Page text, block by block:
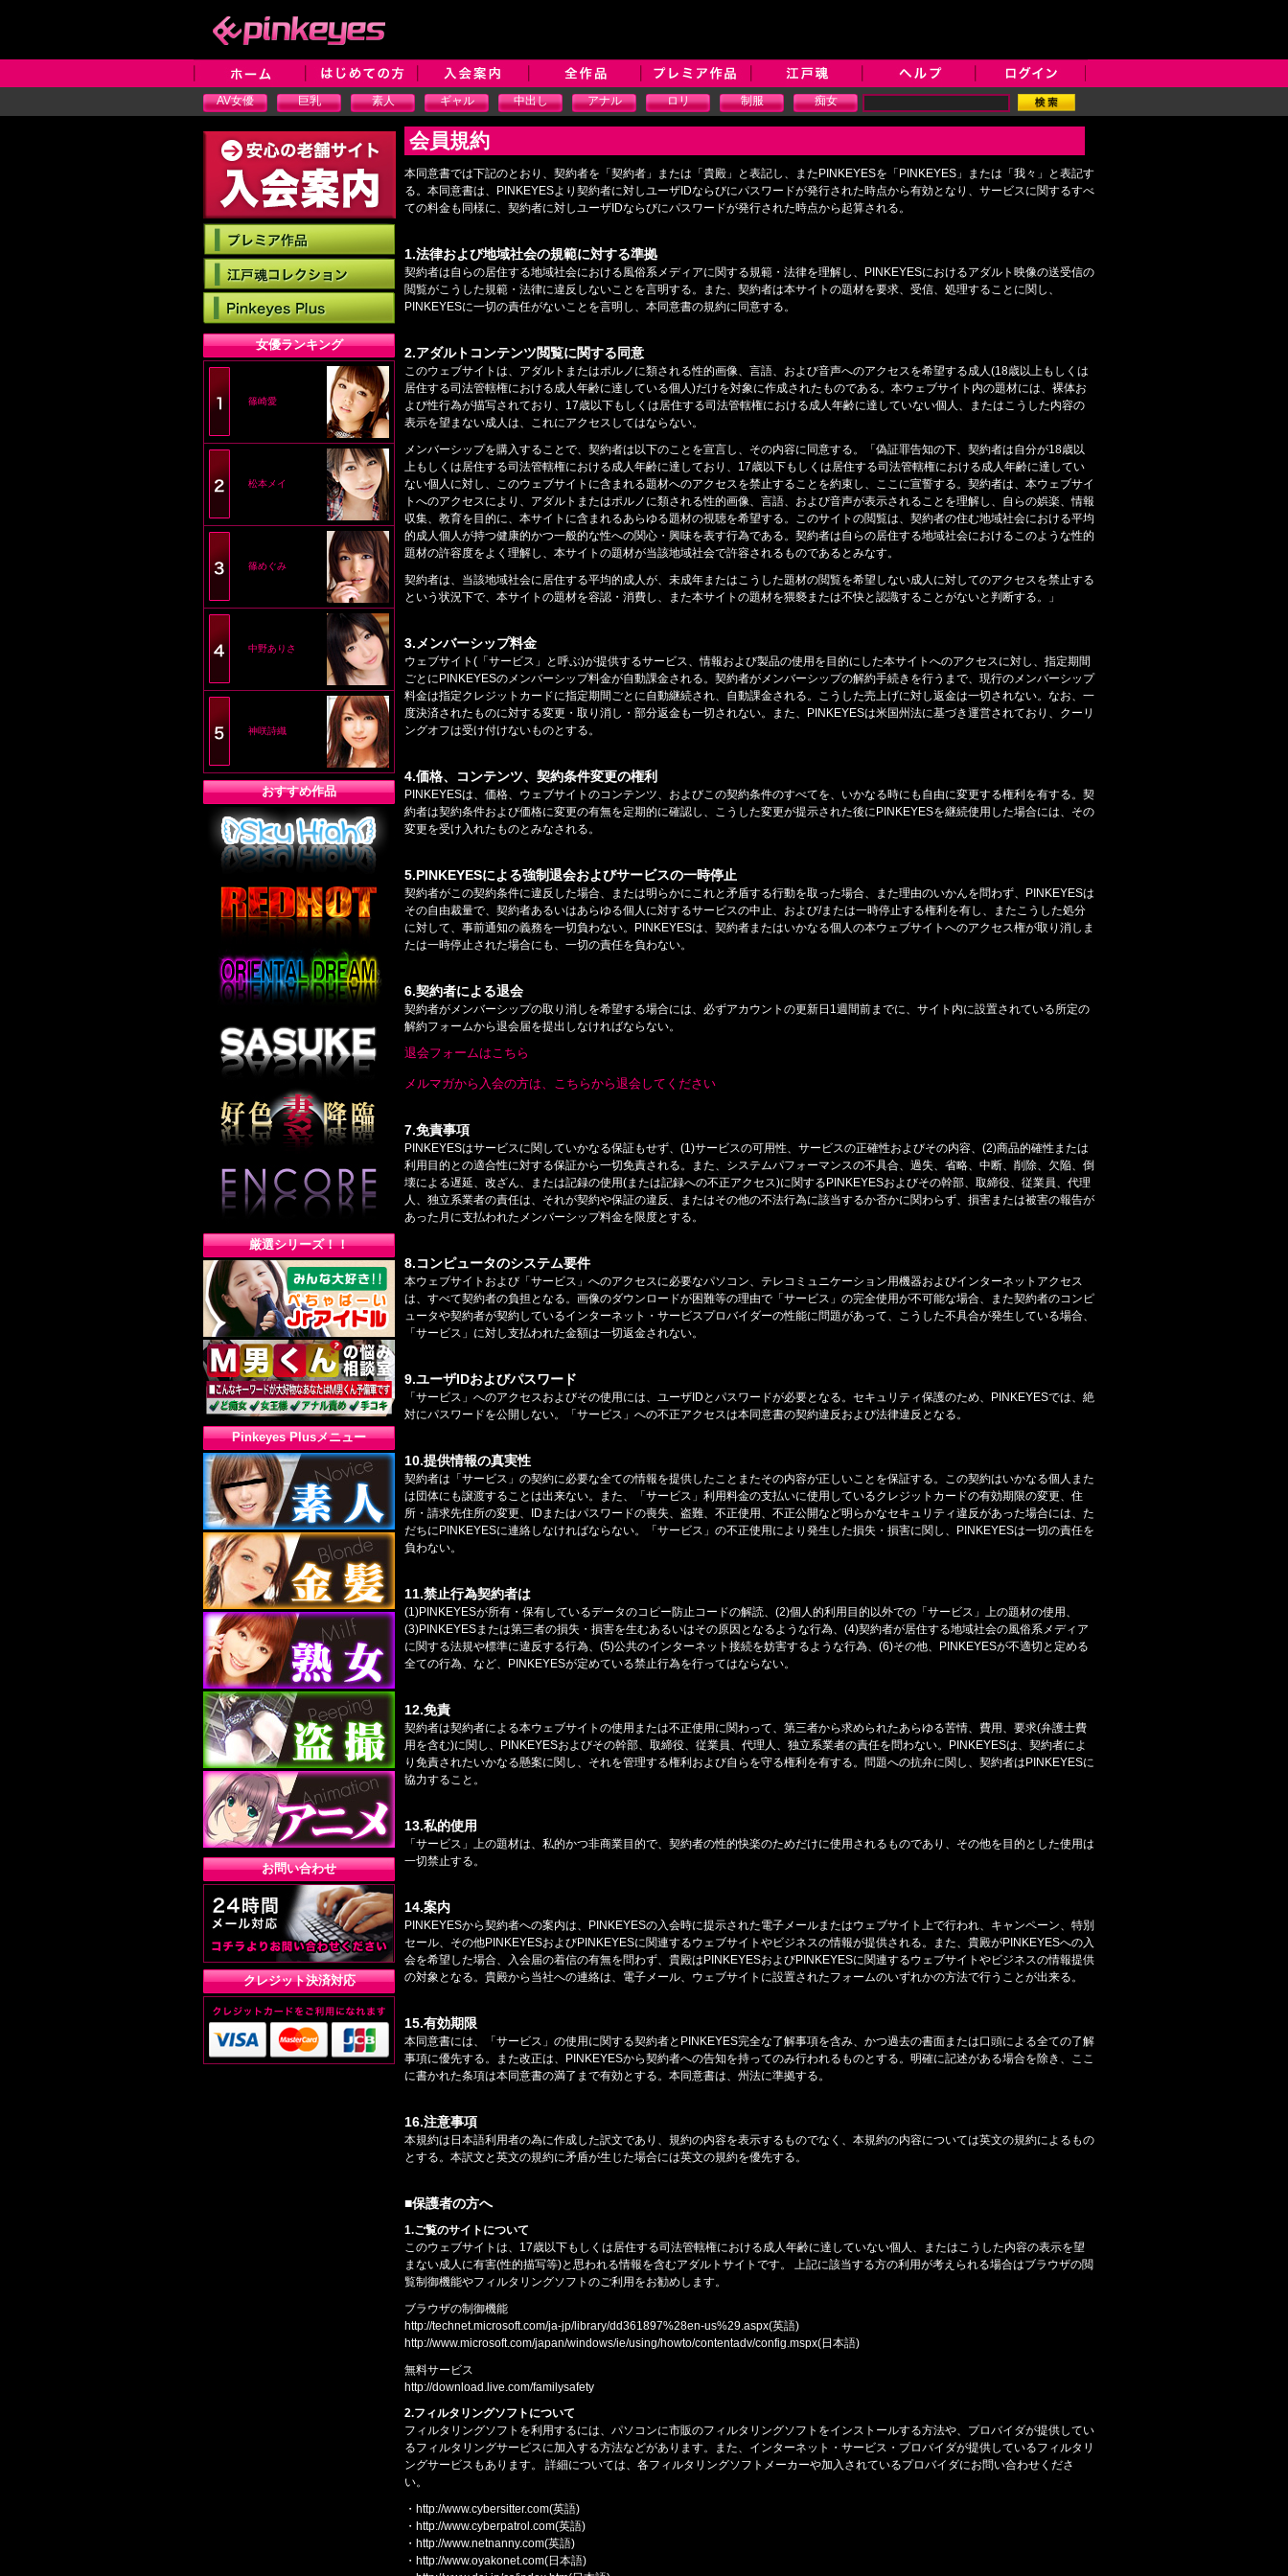
AV女優 巨乳 素人 ギャル 中出し アナル ロリ 制服 痴女
女優ランキング
篠崎愛
松本メイ
篠めぐみ
中野ありさ
神咲詩織
おすすめ作品
厳選シリーズ！！
Pinkeyes Plusメニュー
お問い合わせ
クレジット決済対応
会員規約
本同意書では下記のとおり、契約者を「契約者」または「貴殿」と表記し、またPINKEYESを「PINKEYES」または「我々」と表記す
る。本同意書は、PINKEYESより契約者に対しユーザIDならびにパスワードが発行された時点から有効となり、サービスに関するすべ
ての料金も同様に、契約者に対しユーザIDならびにパスワードが発行された時点から起算される。
1.法律および地域社会の規範に対する準拠
契約者は自らの居住する地域社会における風俗系メディアに関する規範・法律を理解し、PINKEYESにおけるアダルト映像の送受信の
閲覧がこうした規範・法律に違反しないことを言明する。また、契約者は本サイトの題材を要求、受信、処理することに関し、
PINKEYESに一切の責任がないことを言明し、本同意書の規約に同意する。
2.アダルトコンテンツ閲覧に関する同意
このウェブサイトは、アダルトまたはポルノに類される性的画像、言語、および音声へのアクセスを希望する成人(18歳以上もしくは
居住する司法管轄権における成人年齢に達している個人)だけを対象に作成されたものである。本ウェブサイト内の題材には、裸体お
よび性行為が描写されており、17歳以下もしくは居住する司法管轄権における成人年齢に達していない個人、またはこうした内容の
表示を望まない成人は、これにアクセスしてはならない。
メンバーシップを購入することで、契約者は以下のことを宣言し、その内容に同意する。「偽証罪告知の下、契約者は自分が18歳以
上もしくは居住する司法管轄権における成人年齢に達しており、17歳以下もしくは居住する司法管轄権における成人年齢に達してい
ない個人に対し、このウェブサイトに含まれる題材へのアクセスを禁止することを約束し、ここに宣誓する。契約者は、本ウェブサイ
トへのアクセスにより、アダルトまたはポルノに類される性的画像、言語、および音声が表示されることを理解し、自らの娯楽、情報
収集、教育を目的に、本サイトに含まれるあらゆる題材の視聴を希望する。このサイトの閲覧は、契約者の住む地域社会における平均
的成人個人が持つ健康的かつ一般的な性への関心・興味を表す行為である。契約者は自らの居住する地域社会におけるこのような性的
題材の許容度をよく理解し、本サイトの題材が当該地域社会で許容されるものであるとみなす。
契約者は、当該地域社会に居住する平均的成人が、未成年またはこうした題材の閲覧を希望しない成人に対してのアクセスを禁止する
という状況下で、本サイトの題材を容認・消費し、また本サイトの題材を猥褻または不快と認識することがないと判断する。」
3.メンバーシップ料金
ウェブサイト(「サービス」と呼ぶ)が提供するサービス、情報および製品の使用を目的にした本サイトへのアクセスに対し、指定期間
ごとにPINKEYESのメンバーシップ料金が自動課金される。契約者がメンバーシップの解約手続きを行うまで、現行のメンバーシップ
料金は指定クレジットカードに指定期間ごとに自動継続され、自動課金される。こうした売上げに対し返金は一切されない。なお、一
度決済されたものに対する変更・取り消し・部分返金も一切されない。また、PINKEYESは米国州法に基づき運営されており、クーリ
ングオフは受け付けないものとする。
4.価格、コンテンツ、契約条件変更の権利
PINKEYESは、価格、ウェブサイトのコンテンツ、およびこの契約条件のすべてを、いかなる時にも自由に変更する権利を有する。契
約者は契約条件および価格に変更の有無を定期的に確認し、こうした変更が提示された後にPINKEYESを継続使用した場合には、その
変更を受け入れたものとみなされる。
5.PINKEYESによる強制退会およびサービスの一時停止
契約者がこの契約条件に違反した場合、または明らかにこれと矛盾する行動を取った場合、また理由のいかんを問わず、PINKEYESは
その自由裁量で、契約者あるいはあらゆる個人に対するサービスの中止、および/または一時停止する権利を有し、またこうした処分
に対して、事前通知の義務を一切負わない。PINKEYESは、契約者またはいかなる個人の本ウェブサイトへのアクセス権が取り消しま
たは一時停止された場合にも、一切の責任を負わない。
6.契約者による退会
契約者がメンバーシップの取り消しを希望する場合には、必ずアカウントの更新日1週間前までに、サイト内に設置されている所定の
解約フォームから退会届を提出しなければならない。
7.免責事項
PINKEYESはサービスに関していかなる保証もせず、(1)サービスの可用性、サービスの正確性およびその内容、(2)商品的確性または
利用目的との適合性に対する保証から一切免責される。また、システムパフォーマンスの不具合、過失、省略、中断、削除、欠陥、倒
壊による遅延、改ざん、または記録の使用(または記録への不正アクセス)に関するPINKEYESおよびその幹部、取締役、従業員、代理
人、独立系業者の責任は、それが契約や保証の違反、またはその他の不法行為に該当するか否かに関わらず、損害または被害の報告が
あった月に支払われたメンバーシップ料金を限度とする。
8.コンピュータのシステム要件
本ウェブサイトおよび「サービス」へのアクセスに必要なパソコン、テレコミュニケーション用機器およびインターネットアクセス
は、すべて契約者の負担となる。画像のダウンロードが困難等の理由で「サービス」の完全使用が不可能な場合、また契約者のコンピ
ュータや契約者が契約しているインターネット・サービスプロバイダーの性能に問題があって、こうした不具合が発生している場合、
「サービス」に対し支払われた金額は一切返金されない。
9.ユーザIDおよびパスワード
「サービス」へのアクセスおよびその使用には、ユーザIDとパスワードが必要となる。セキュリティ保護のため、PINKEYESでは、絶
対にパスワードを公開しない。「サービス」への不正アクセスは本同意書の契約違反および法律違反となる。
10.提供情報の真実性
契約者は「サービス」の契約に必要な全ての情報を提供したことまたその内容が正しいことを保証する。この契約はいかなる個人また
は団体にも譲渡することは出来ない。また、「サービス」利用料金の支払いに使用しているクレジットカードの有効期限の変更、住
所・請求先住所の変更、IDまたはパスワードの喪失、盗難、不正使用、不正公開など明らかなセキュリティ違反があった場合には、た
だちにPINKEYESに連絡しなければならない。「サービス」の不正使用により発生した損失・損害に関し、PINKEYESは一切の責任を
負わない。
11.禁止行為契約者は
(1)PINKEYESが所有・保有しているデータのコピー防止コードの解読、(2)個人的利用目的以外での「サービス」上の題材の使用、
(3)PINKEYESまたは第三者の損失・損害を生むあるいはその原因となるような行為、(4)契約者が居住する地域社会の風俗系メディア
に関する法規や標準に違反する行為、(5)公共のインターネット接続を妨害するような行為、(6)その他、PINKEYESが不適切と定める
全ての行為、など、PINKEYESが定めている禁止行為を行ってはならない。
12.免責
契約者は契約者による本ウェブサイトの使用または不正使用に関わって、第三者から求められたあらゆる苦情、費用、要求(弁護士費
用を含む)に関し、PINKEYESおよびその幹部、取締役、従業員、代理人、独立系業者の責任を問わない。PINKEYESは、契約者によ
り免責されたいかなる懸案に関し、それを管理する権利および自らを守る権利を有する。問題への抗弁に関し、契約者はPINKEYESに
協力すること。
13.私的使用
「サービス」上の題材は、私的かつ非商業目的で、契約者の性的快楽のためだけに使用されるものであり、その他を目的とした使用は
一切禁止する。
14.案内
PINKEYESから契約者への案内は、PINKEYESの入会時に提示された電子メールまたはウェブサイト上で行われ、キャンペーン、特別
セール、その他PINKEYESおよびPINKEYESに関連するウェブサイトやビジネスの情報が提供される。また、貴殿がPINKEYESへの入
会を希望した場合、入会届の着信の有無を問わず、貴殿はPINKEYESおよびPINKEYESに関連するウェブサイトやビジネスの情報提供
の対象となる。貴殿から当社への連絡は、電子メール、ウェブサイトに設置されたフォームのいずれかの方法で行うことが出来る。
15.有効期限
本同意書には、「サービス」の使用に関する契約者とPINKEYES完全な了解事項を含み、かつ過去の書面または口頭による全ての了解
事項に優先する。また改正は、PINKEYESから契約者への告知を持ってのみ行われるものとする。明確に記述がある場合を除き、ここ
に書かれた条項は本同意書の満了まで有効とする。本同意書は、州法に準拠する。
16.注意事項
本規約は日本語利用者の為に作成した訳文であり、規約の内容を表示するものでなく、本規約の内容については英文の規約によるもの
とする。本訳文と英文の規約に矛盾が生じた場合には英文の規約を優先する。
■保護者の方へ
1.ご覧のサイトについて
このウェブサイトは、17歳以下もしくは居住する司法管轄権における成人年齢に達していない個人、またはこうした内容の表示を望
まない成人に有害(性的描写等)と思われる情報を含むアダルトサイトです。 上記に該当する方の利用が考えられる場合はブラウザの閲
覧制御機能やフィルタリングソフトのご利用をお勧めします。
ブラウザの制御機能
http://technet.microsoft.com/ja-jp/library/dd361897%28en-us%29.aspx(英語)
http://www.microsoft.com/japan/windows/ie/using/howto/contentadv/config.mspx(日本語)
無料サービス
http://download.live.com/familysafety
2.フィルタリングソフトについて
フィルタリングソフトを利用するには、パソコンに市販のフィルタリングソフトをインストールする方法や、プロバイダが提供してい
るフィルタリングサービスに加入する方法などがあります。また、インターネット・サービス・プロバイダが提供しているフィルタリ
ングサービスもあります。 詳細については、各フィルタリングソフトメーカーや加入されているプロバイダにお問い合わせくださ
い。
・http://www.cybersitter.com(英語)
・http://www.cyberpatrol.com(英語)
・http://www.netnanny.com(英語)
・http://www.oyakonet.com(日本語)